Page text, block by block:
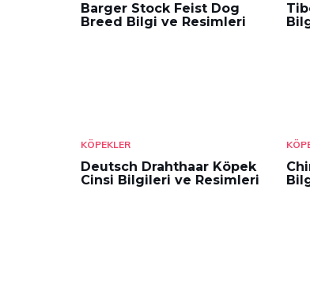
Barger Stock Feist Dog
Breed Bilgi ve Resimleri
KÖPEKLER
Deutsch Drahthaar Köpek
Cinsi Bilgileri ve Resimleri